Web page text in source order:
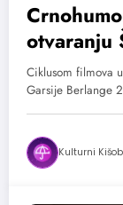
otvaranju
Ciklusom filmova
Garsije Berlange
Kulturni